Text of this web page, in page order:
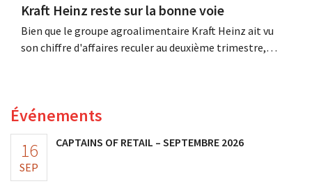
Kraft Heinz reste sur la bonne voie
Bien que le groupe agroalimentaire Kraft Heinz ait vu
son chiffre d'affaires reculer au deuxième trimestre,
Événements
16
SEP
CAPTAINS OF RETAIL – SEPTEMBRE 2026